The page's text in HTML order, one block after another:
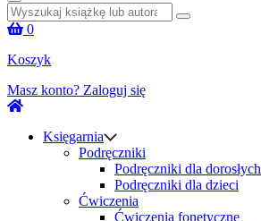
Szukaj:
0
Koszyk
Masz konto? Zaloguj się
Księgarnia
Podręczniki
Podręczniki dla dorosłych
Podręczniki dla dzieci
Ćwiczenia
Ćwiczenia fonetyczne